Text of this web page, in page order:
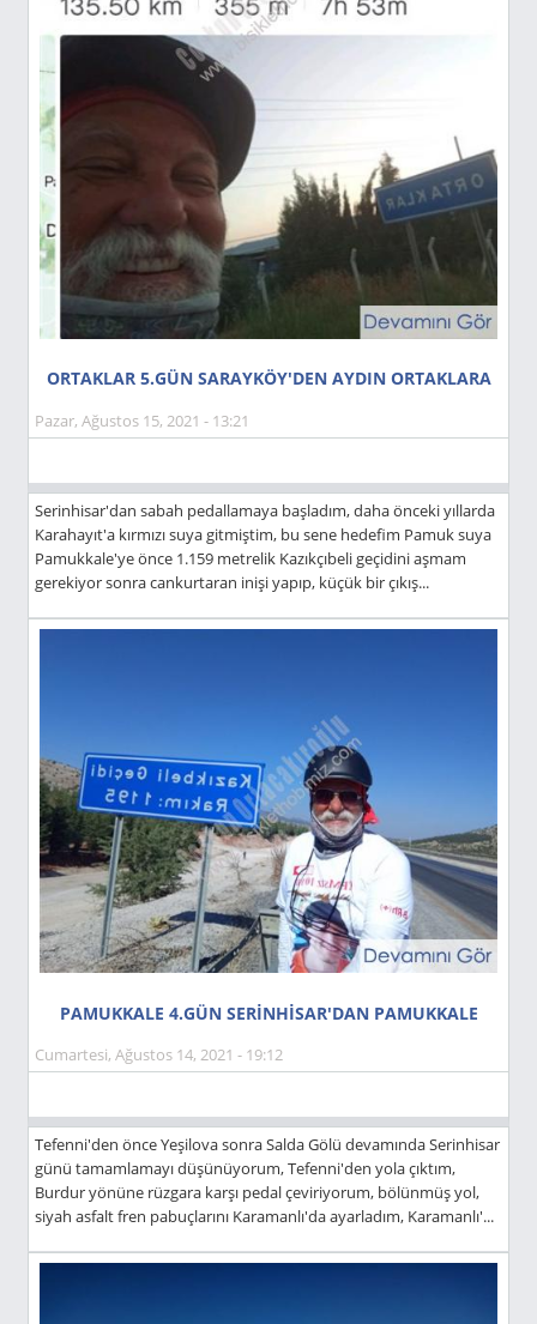
ORTAKLAR 5.GÜN SARAYKÖY'DEN AYDIN ORTAKLARA
Pazar, Ağustos 15, 2021 - 13:21
Serinhisar'dan sabah pedallamaya başladım, daha önceki yıllarda
Karahayıt'a kırmızı suya gitmiştim, bu sene hedefim Pamuk suya
Pamukkale'ye önce 1.159 metrelik Kazıkçıbeli geçidini aşmam
gerekiyor sonra cankurtaran inişi yapıp, küçük bir çıkış...
PAMUKKALE 4.GÜN SERİNHİSAR'DAN PAMUKKALE
Cumartesi, Ağustos 14, 2021 - 19:12
Tefenni'den önce Yeşilova sonra Salda Gölü devamında Serinhisar
günü tamamlamayı düşünüyorum, Tefenni'den yola çıktım,
Burdur yönüne rüzgara karşı pedal çeviriyorum, bölünmüş yol,
siyah asfalt fren pabuçlarını Karamanlı'da ayarladım, Karamanlı'...